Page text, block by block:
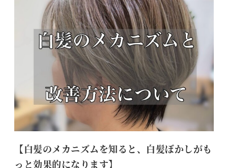
【白髪のメカニズムを知ると、白髪ぼかしがも
っと効果的になります】